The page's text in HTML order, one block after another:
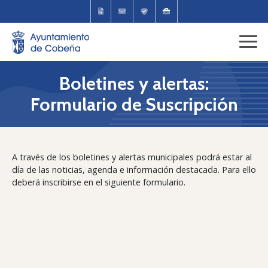
Boletines y alertas:
Formulario de Suscripción
A través de los boletines y alertas municipales podrá estar al
día de las noticias, agenda e información destacada. Para ello
deberá inscribirse en el siguiente formulario.